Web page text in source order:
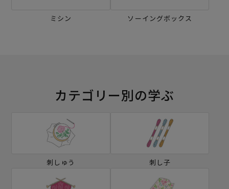
ミシン ソーイングボックス
カテゴリー別の学ぶ
刺しゅう 刺し子